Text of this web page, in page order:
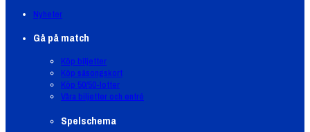
Nyheter
Gå på match
Köp biljetter
Köp säsongskort
Köp 50/50-lotter
Våra biljetter och entré
Spelschema